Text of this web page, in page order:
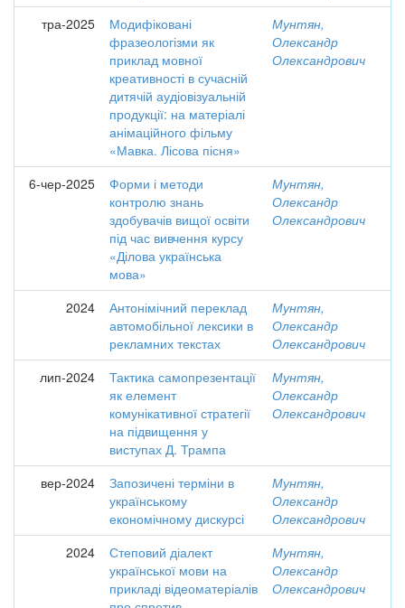
тра-2025
Модифіковані
фразеологізми як
приклад мовної
креативності в сучасній
дитячій аудіовізуальній
продукції: на матеріалі
анімаційного фільму
«Мавка. Лісова пісня»
Мунтян,
Олександр
Олександрович
6-чер-2025
Форми і методи
контролю знань
здобувачів вищої освіти
під час вивчення курсу
«Ділова українська
мова»
Мунтян,
Олександр
Олександрович
2024
Антонімічний переклад
автомобільної лексики в
рекламних текстах
Мунтян,
Олександр
Олександрович
лип-2024
Тактика самопрезентації
як елемент
комунікативної стратегії
на підвищення у
виступах Д. Трампа
Мунтян,
Олександр
Олександрович
вер-2024
Запозичені терміни в
українському
економічному дискурсі
Мунтян,
Олександр
Олександрович
2024
Степовий діалект
української мови на
прикладі відеоматеріалів
Мунтян,
Олександр
Олександрович